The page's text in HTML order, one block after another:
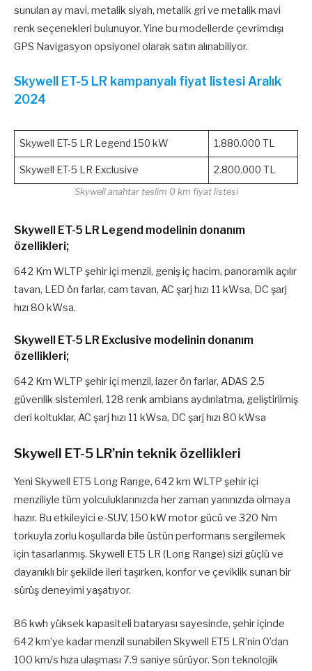
sunulan ay mavi, metalik siyah, metalik gri ve metalik mavi
renk seçenekleri bulunuyor. Yine bu modellerde çevrimdışı
GPS Navigasyon opsiyonel olarak satın alınabiliyor.
Skywell ET-5 LR kampanyalı fiyat listesi Aralık
2024
Skywell ET-5 LR Legend 150 kW 1.880.000 TL
Skywell ET-5 LR Exclusive 2.800.000 TL
Skywell anahtar teslim 0 km fiyat listesi
Skywell ET-5 LR Legend modelinin donanım
özellikleri;
642 Km WLTP şehir içi menzil, geniş iç hacim, panoramik açılır
tavan, LED ön farlar, cam tavan, AC şarj hızı 11 kWsa, DC şarj
hızı 80 kWsa.
Skywell ET-5 LR Exclusive modelinin donanım
özellikleri;
642 Km WLTP şehir içi menzil, lazer ön farlar, ADAS 2.5
güvenlik sistemleri, 128 renk ambians aydınlatma, geliştirilmiş
deri koltuklar, AC şarj hızı 11 kWsa, DC şarj hızı 80 kWsa
Skywell ET-5 LR’nin teknik özellikleri
Yeni Skywell ET5 Long Range, 642 km WLTP şehir içi
menziliyle tüm yolculuklarınızda her zaman yanınızda olmaya
hazır. Bu etkileyici e-SUV, 150 kW motor gücü ve 320 Nm
torkuyla zorlu koşullarda bile üstün performans sergilemek
için tasarlanmış. Skywell ET5 LR (Long Range) sizi güçlü ve
dayanıklı bir şekilde ileri taşırken, konfor ve çeviklik sunan bir
sürüş deneyimi yaşatıyor.
86 kwh yüksek kapasiteli bataryası sayesinde, şehir içinde
642 km’ye kadar menzil sunabilen Skywell ET5 LR’nin 0’dan
100 km/s hıza ulaşması 7.9 saniye sürüyor. Son teknolojik